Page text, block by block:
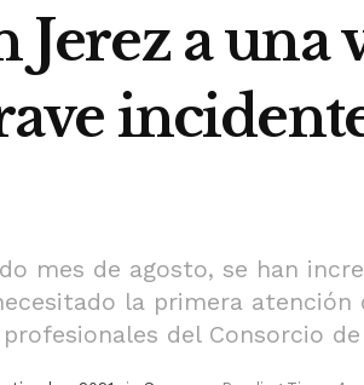
a una
mes de agosto, se han
la primera
del Consorcio